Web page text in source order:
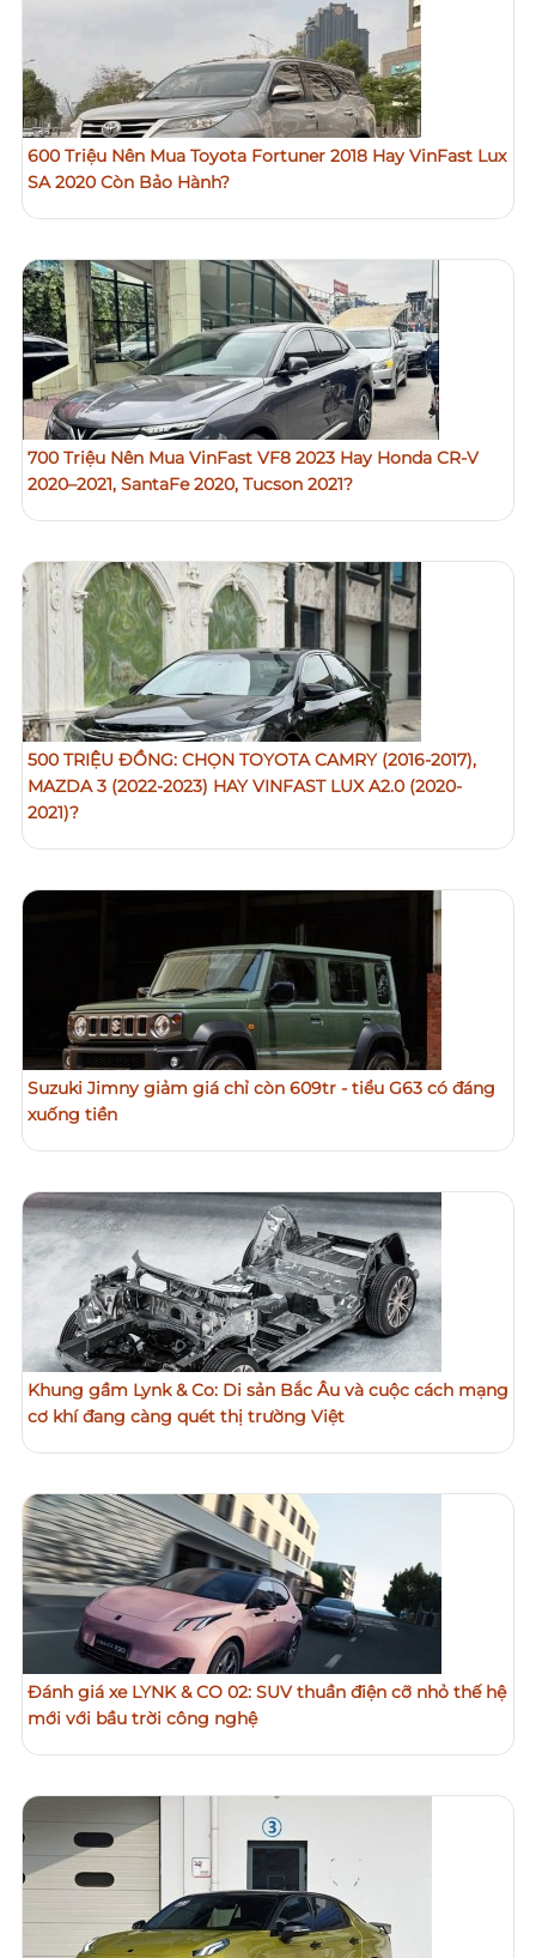
600 Triệu Nên Mua Toyota Fortuner 2018 Hay VinFast Lux
SA 2020 Còn Bảo Hành?
700 Triệu Nên Mua VinFast VF8 2023 Hay Honda CR-V
2020–2021, SantaFe 2020, Tucson 2021?
500 TRIỆU ĐỒNG: CHỌN TOYOTA CAMRY (2016-2017),
MAZDA 3 (2022-2023) HAY VINFAST LUX A2.0 (2020-
2021)?
Suzuki Jimny giảm giá chỉ còn 609tr - tiểu G63 có đáng
xuống tiền
Khung gầm Lynk & Co: Di sản Bắc Âu và cuộc cách mạng
cơ khí đang càng quét thị trường Việt
Đánh giá xe LYNK & CO 02: SUV thuần điện cỡ nhỏ thế hệ
mới với bầu trời công nghệ